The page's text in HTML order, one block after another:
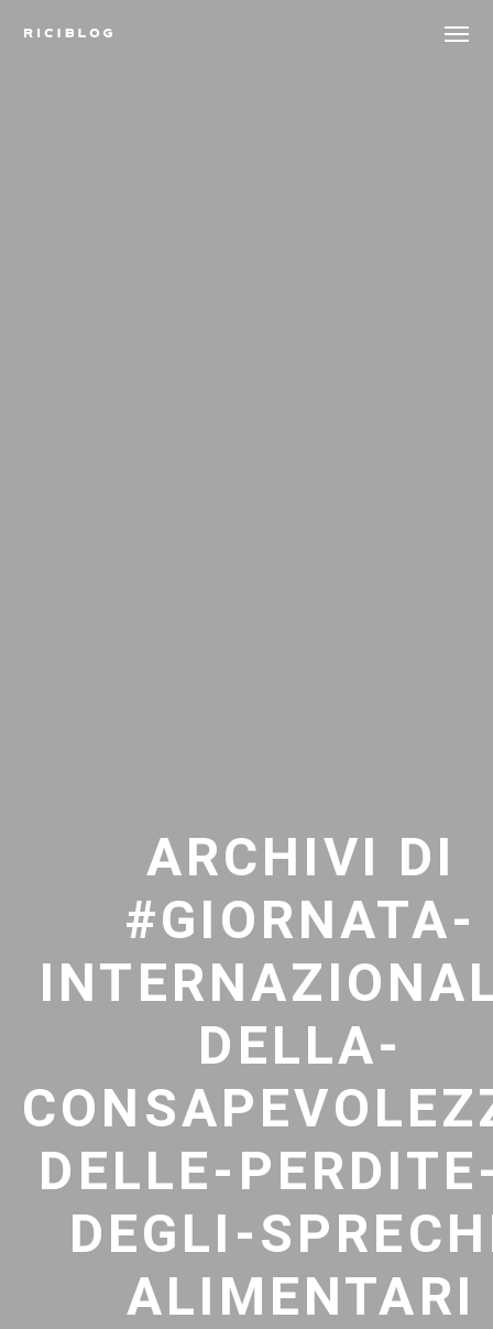
ARCHIVI DI
#GIORNATA-
DELLA-
DELLE-
DEGLI-
ALIMENTARI